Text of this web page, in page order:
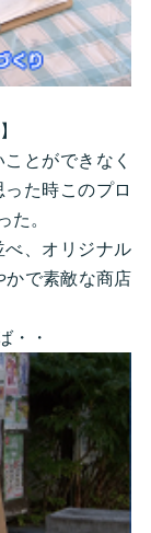
とができなく
た時このプロ
た。
、オリジナル
かで素敵な商店
・・